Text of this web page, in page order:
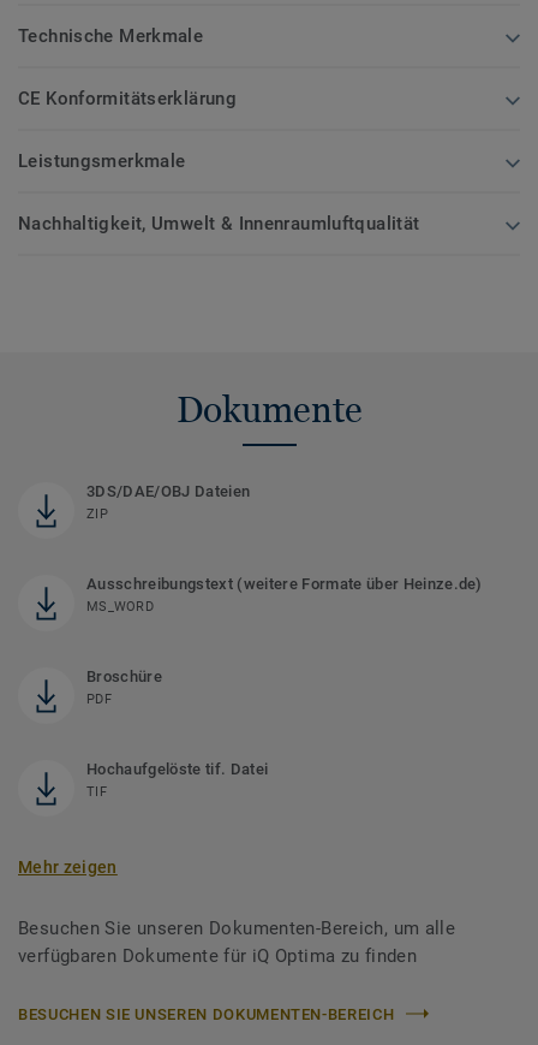
Technische Merkmale
CE Konformitätserklärung
Leistungsmerkmale
Nachhaltigkeit, Umwelt & Innenraumluftqualität
Dokumente
3DS/DAE/OBJ Dateien
ZIP
Ausschreibungstext (weitere Formate über Heinze.de)
MS_WORD
Broschüre
PDF
Hochaufgelöste tif. Datei
TIF
Mehr zeigen
Besuchen Sie unseren Dokumenten-Bereich, um alle
verfügbaren Dokumente für iQ Optima zu finden
BESUCHEN SIE UNSEREN DOKUMENTEN-BEREICH